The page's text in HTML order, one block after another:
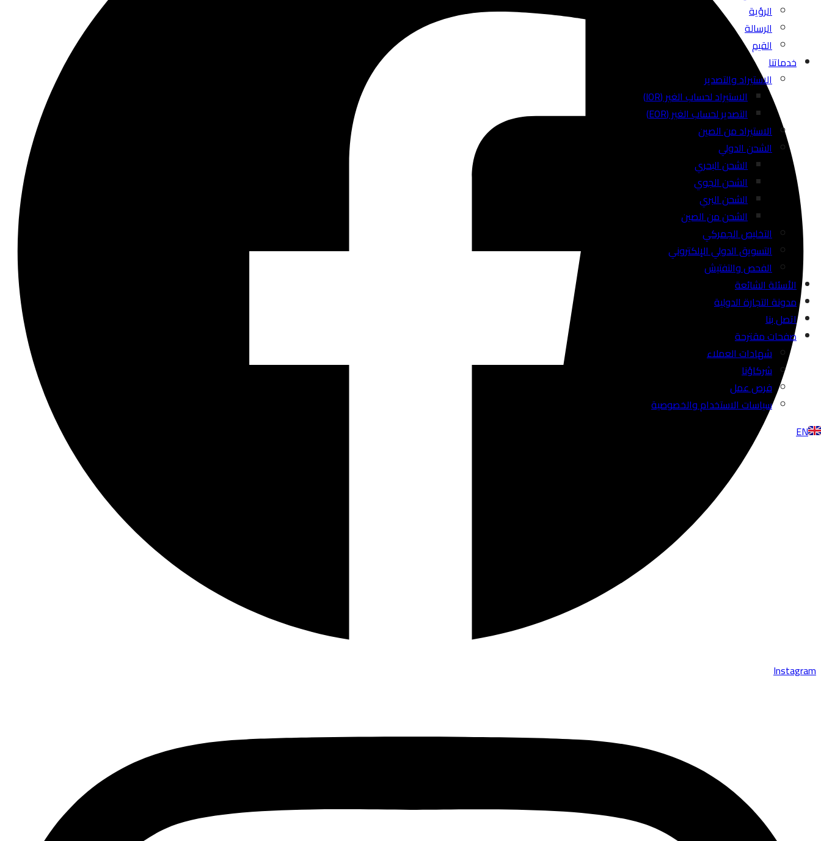
الرؤية
الرسالة
القيم
خدماتنا
الاستيراد والتصدير
الاستيراد لحساب الغير (IOR)
التصدير لحساب الغير (EOR)
الاستيراد من الصين
الشحن الدولي
الشحن البحري
الشحن الجوي
الشحن البري
الشحن من الصين
التخليص الجمركي
التسويق الدولي الإلكتروني
الفحص والتفتيش
الأسئلة الشائعة
مدونة التجارة الدولية
اتصل بنا
صفحات مقترحة
شهادات العملاء
شركاؤنا
فرص عمل
سياسات الاستخدام والخصوصية
EN
Instagram